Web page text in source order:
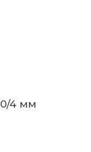
4 мм